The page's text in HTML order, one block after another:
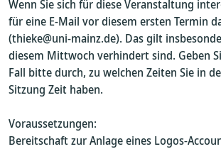
Wenn Sie sich für diese Veranstaltung
für eine E-Mail vor diesem ersten Termin
(thieke@uni-mainz.de). Das gilt
diesem Mittwoch verhindert sind. Geben
Fall bitte durch, zu welchen Zeiten Sie in
Sitzung Zeit haben.
Voraussetzungen:
Bereitschaft zur Anlage eines Logos-